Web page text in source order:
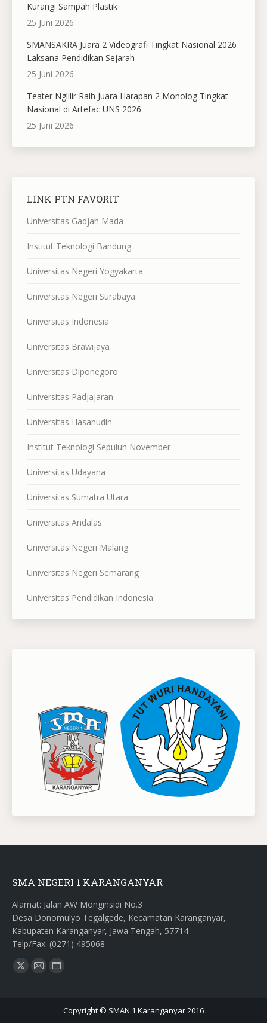
Kurangi Sampah Plastik
25 Juni 2026
SMANSAKRA Juara 2 Videografi Tingkat Nasional 2026
Laksana Pendidikan Sejarah
25 Juni 2026
Teater Nglilir Raih Juara Harapan 2 Monolog Tingkat
Nasional di Artefac UNS 2026
25 Juni 2026
LINK PTN FAVORIT
Universitas Gadjah Mada
Institut Teknologi Bandung
Universitas Negeri Yogyakarta
Universitas Negeri Surabaya
Universitas Indonesia
Universitas Brawijaya
Universitas Diponegoro
Universitas Padjajaran
Universitas Hasanudin
Institut Teknologi Sepuluh November
Universitas Udayana
Universitas Sumatra Utara
Universitas Andalas
Universitas Negeri Malang
Universitas Negeri Semarang
Universitas Pendidikan Indonesia
SMA NEGERI 1 KARANGANYAR
Alamat: Jalan AW Monginsidi No.3
Desa Donomulyo Tegalgede, Kecamatan Karanganyar,
Kabupaten Karanganyar, Jawa Tengah, 57714
Telp/Fax: (0271) 495068
Find us on:
X
MailWebsite
Copyright © SMAN 1 Karanganyar 2016